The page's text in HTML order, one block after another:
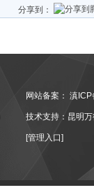
分享到：
网站备案： 滇
技术支持：昆明
[管理入口]